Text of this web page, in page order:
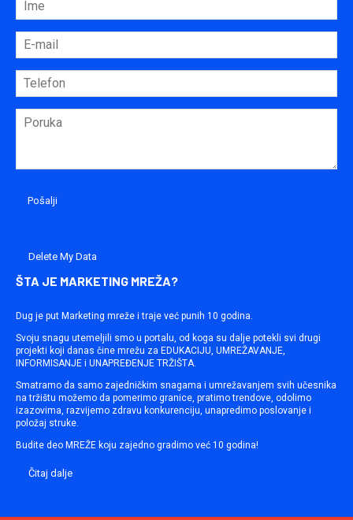
Delete My Data
ŠTA JE MARKETING MREŽA?
Dug je put Marketing mreže i traje već punih 10 godina.
Svoju snagu utemeljili smo u portalu, od koga su dalje potekli svi drugi
projekti koji danas čine mrežu za EDUKACIJU, UMREŽAVANJE,
INFORMISANJE i UNAPREĐENJE TRŽIŠTA.
Smatramo da samo zajedničkim snagama i umrežavanjem svih učesnika
na tržištu možemo da pomerimo granice, pratimo trendove, odolimo
izazovima, razvijemo zdravu konkurenciju, unapredimo poslovanje i
položaj struke.
Budite deo MREŽE koju zajedno gradimo već 10 godina!
Čitaj dalje